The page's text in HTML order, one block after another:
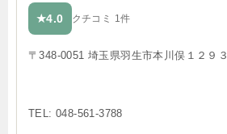
★4.0 クチコミ 1件
〒348-0051 埼玉県羽生市本川俣１２９３
TEL: 048-561-3788